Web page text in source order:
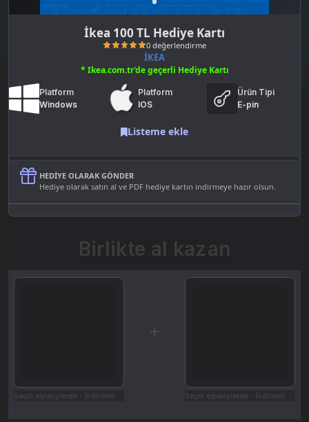
İkea 100 TL Hediye Kartı
0 değerlendirme
İKEA
* Ikea.com.tr'de geçerli Hediye Kartı
Platform
Windows
Platform
IOS
Ürün Tipi
E-pin
Listeme ekle
HEDIYE OLARAK GÖNDER
Hediye olarak satın al ve PDF hediye kartın indirmeye hazır olsun.
Birlikte al kazan
Seçili siparişlerde - İndirimli! Seçili siparişlerde - İndirimli!